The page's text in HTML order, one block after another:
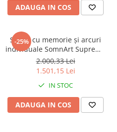
ADAUGA IN COS
-25%
Saltea cu memorie și arcuri
individuale SomnArt Supreme
Pocket Multilayer 160x200,
înălțime 24 cm, husă
detașabilă, fermitate medie
2.000,33 Lei
1.501,15 Lei
IN STOC
ADAUGA IN COS